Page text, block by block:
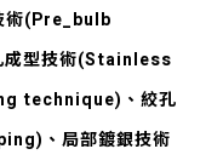
(Pre_bulb
型技術(Stainless
technique)、絞孔
、局部鍍銀技術